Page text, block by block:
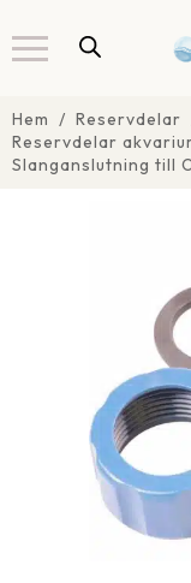
Hem Reservdelar
Reservdelar
Slanganslutning till